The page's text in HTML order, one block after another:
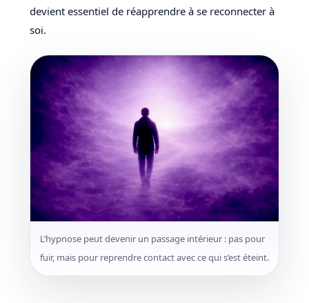
devient essentiel de réapprendre à se reconnecter à
soi.
L’hypnose peut devenir un passage intérieur : pas pour
fuir, mais pour reprendre contact avec ce qui s’est éteint.